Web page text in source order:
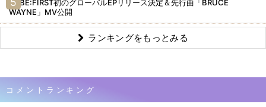
BE:FIRST初のグローバルEPリリース決定＆先行曲「BRUCE
WAYNE」MV公開
ランキングをもっとみる
コメントランキング